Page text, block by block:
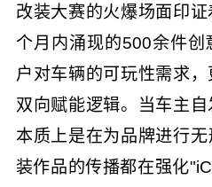
改装大赛的火爆场面印
个月内涌现的500余件创
户对车辆的可玩性需求
双向赋能逻辑。当车主自
本质上是在为品牌进行
装作品的传播都在强化